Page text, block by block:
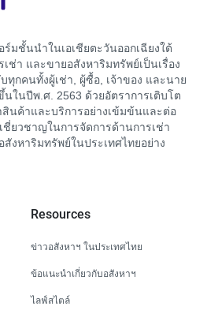
มชั้นนำในเอเชียตะวันออกเฉียงใต้
ช่า และขายอสังหาริมทรัพย์เป็นเรื่อง
ทุกคนทั้งผู้เช่า, ผู้ซื้อ, เจ้าของ และนาย
นในปีพ.ศ. 2563 ด้วยอัตราการเติบโต
นค้าและบริการอย่างเข้มข้นและต่อ
ชี่ยวชาญในการจัดการด้านการเช่า
งหาริมทรัพย์ในประเทศไทยอย่าง
Resources
ข่าวอสังหาฯ ในประเทศไทย
ข้อแนะนำเกี่ยวกับอสังหาฯ
ไลฟ์สไตล์